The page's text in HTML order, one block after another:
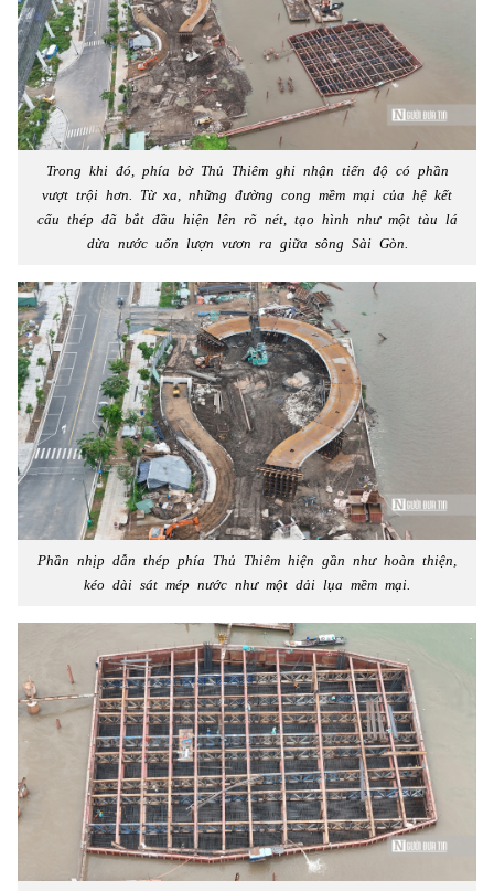
Trong khi đó, phía bờ Thủ Thiêm ghi nhận tiến độ có phần
vượt trội hơn. Từ xa, những đường cong mềm mại của hệ kết
cấu thép đã bắt đầu hiện lên rõ nét, tạo hình như một tàu lá
dừa nước uốn lượn vươn ra giữa sông Sài Gòn.
Phần nhịp dẫn thép phía Thủ Thiêm hiện gần như hoàn thiện,
kéo dài sát mép nước như một dải lụa mềm mại.